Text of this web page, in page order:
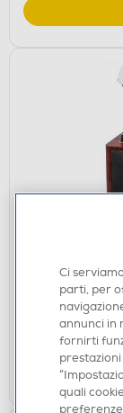
€ 129,00
Acquisto
Ritiro in
Ci
parti, per
annunci in
fornirti
quali